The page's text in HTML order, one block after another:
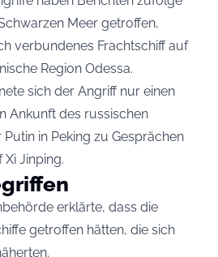
Meer getroffen,
verbundenes Frachtschiff auf
Region Odessa.
sich der Angriff nur einen
Ankunft des russischen
in Peking zu Gesprächen
Xi Jinping.
erklärte, dass die
getroffen hätten, die sich